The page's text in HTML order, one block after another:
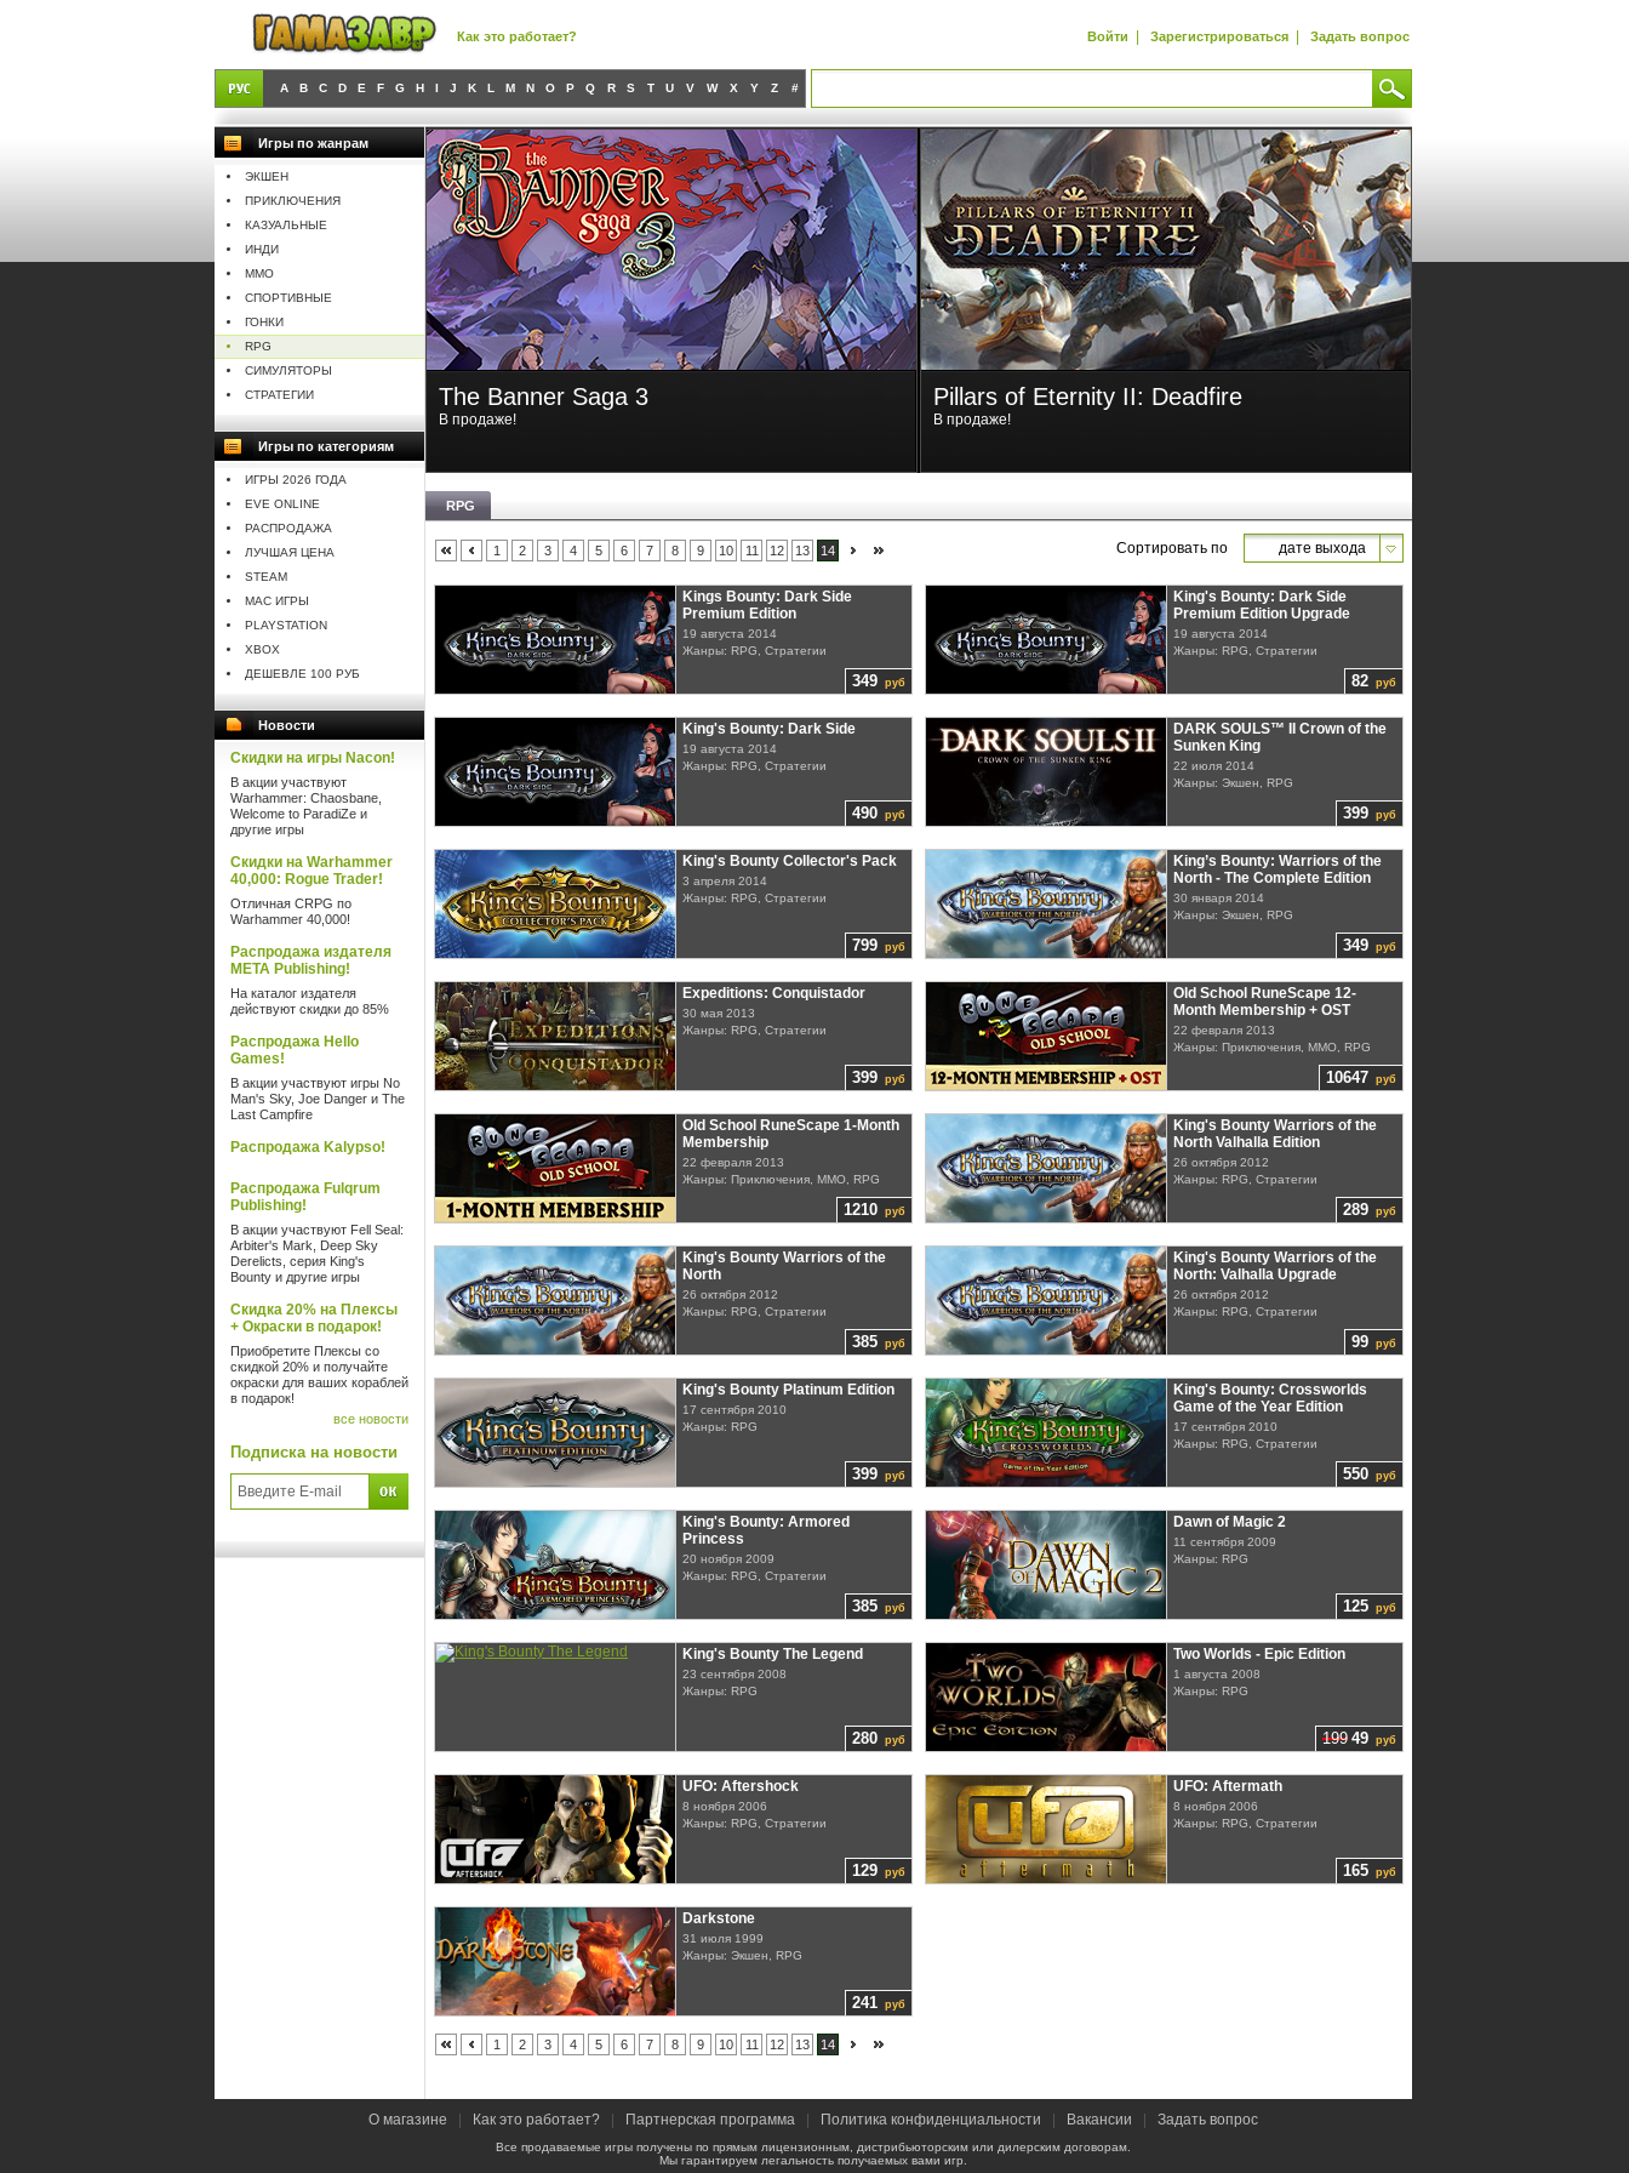
Как это работает? Войти | Зарегистрироваться | Задать вопрос
A B C D E F G H I J K L M N O P Q R S T U V W X Y Z #
Игры по жанрам
ЭКШЕН
ПРИКЛЮЧЕНИЯ
КАЗУАЛЬНЫЕ
ИНДИ
MMO
СПОРТИВНЫЕ
ГОНКИ
RPG
СИМУЛЯТОРЫ
СТРАТЕГИИ
Игры по категориям
ИГРЫ 2026 ГОДА
EVE ONLINE
РАСПРОДАЖА
ЛУЧШАЯ ЦЕНА
STEAM
MAC ИГРЫ
PLAYSTATION
XBOX
ДЕШЕВЛЕ 100 РУБ
Новости
Скидки на игры Nacon!
В акции участвуют
Warhammer: Chaosbane,
Welcome to ParadiZe и
другие игры
Скидки на Warhammer
40,000: Rogue Trader!
Отличная CRPG по
Warhammer 40,000!
Распродажа издателя
META Publishing!
На каталог издателя
действуют скидки до 85%
Распродажа Hello
Games!
В акции участвуют игры No
Man's Sky, Joe Danger и The
Last Campfire
Распродажа Kalypso!
Распродажа Fulqrum
Publishing!
В акции участвуют Fell Seal:
Arbiter's Mark, Deep Sky
Derelicts, серия King's
Bounty и другие игры
Скидка 20% на Плексы
+ Окраски в подарок!
Приобретите Плексы со
скидкой 20% и получайте
окраски для ваших кораблей
в подарок!
все новости
Подписка на новости
of Eternity II: Deadfire The Banner Saga 3
В продаже!
Pillars of Eternity II: Deadfire
В продаже!
RPG
1 2 3 4 5 6 7 8 9 10 11 12 13 14 Сортировать по дате выхода
349 руб
Kings Bounty: Dark Side
Premium Edition
19 августа 2014
Жанры: RPG, Стратегии
82 руб
King's Bounty: Dark Side
Premium Edition Upgrade
19 августа 2014
Жанры: RPG, Стратегии
490 руб
King's Bounty: Dark Side
19 августа 2014
Жанры: RPG, Стратегии
399 руб
DARK SOULS™ II Crown of the
Sunken King
22 июля 2014
Жанры: Экшен, RPG
799 руб
King's Bounty Collector's Pack
3 апреля 2014
Жанры: RPG, Стратегии
349 руб
King’s Bounty: Warriors of the
North - The Complete Edition
30 января 2014
Жанры: Экшен, RPG
399 руб
Expeditions: Conquistador
30 мая 2013
Жанры: RPG, Стратегии
10647 руб
Old School RuneScape 12-
Month Membership + OST
22 февраля 2013
Жанры: Приключения, MMO, RPG
1210 руб
Old School RuneScape 1-Month
Membership
22 февраля 2013
Жанры: Приключения, MMO, RPG
289 руб
King's Bounty Warriors of the
North Valhalla Edition
26 октября 2012
Жанры: RPG, Стратегии
385 руб
King's Bounty Warriors of the
North
26 октября 2012
Жанры: RPG, Стратегии
99 руб
King's Bounty Warriors of the
North: Valhalla Upgrade
26 октября 2012
Жанры: RPG, Стратегии
399 руб
King's Bounty Platinum Edition
17 сентября 2010
Жанры: RPG
550 руб
King's Bounty: Crossworlds
Game of the Year Edition
17 сентября 2010
Жанры: RPG, Стратегии
385 руб
King's Bounty: Armored
Princess
20 ноября 2009
Жанры: RPG, Стратегии
125 руб
Dawn of Magic 2
11 сентября 2009
Жанры: RPG
280 руб
King's Bounty The Legend
23 сентября 2008
Жанры: RPG
199 49 руб
Two Worlds - Epic Edition
1 августа 2008
Жанры: RPG
129 руб
UFO: Aftershock
8 ноября 2006
Жанры: RPG, Стратегии
165 руб
UFO: Aftermath
8 ноября 2006
Жанры: RPG, Стратегии
241 руб
Darkstone
31 июля 1999
Жанры: Экшен, RPG
1 2 3 4 5 6 7 8 9 10 11 12 13 14
О магазине Как это работает? Партнерская программа Политика конфиденциальности Вакансии Задать вопрос
Все продаваемые игры получены по прямым лицензионным, дистрибьюторским или дилерским договорам.
Мы гарантируем легальность получаемых вами игр.